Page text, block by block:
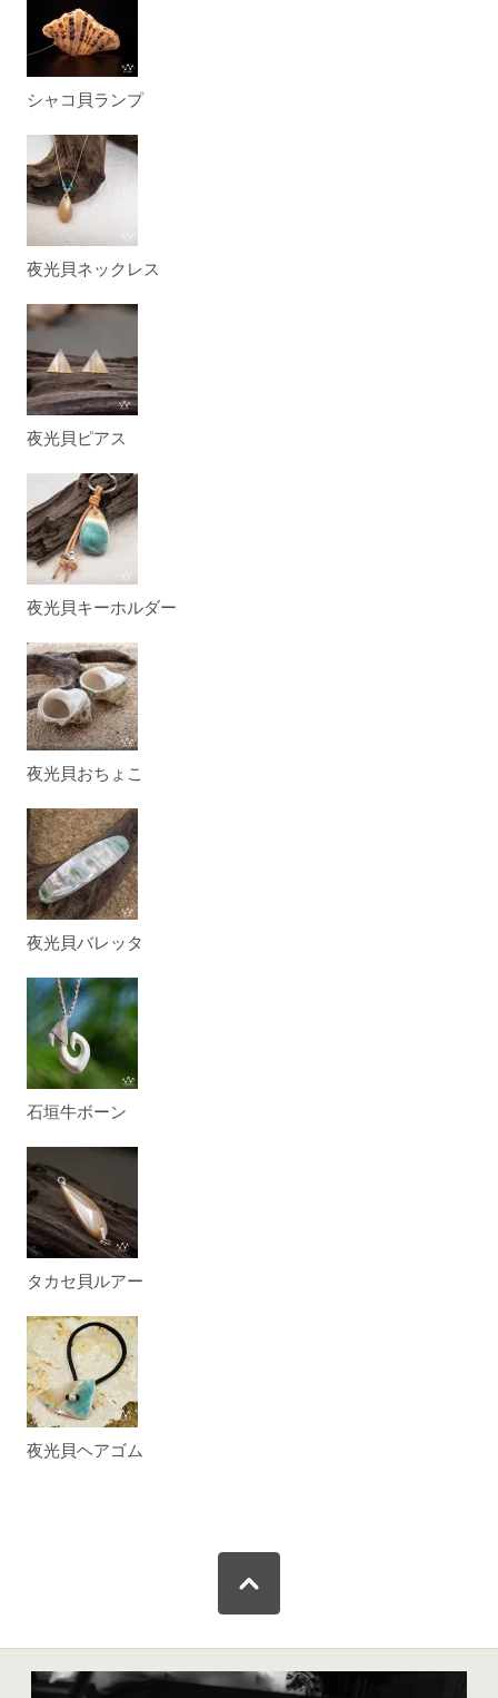
シャコ貝ランプ
夜光貝ネックレス
夜光貝ピアス
夜光貝キーホルダー
夜光貝おちょこ
夜光貝バレッタ
石垣牛ボーン
タカセ貝ルアー
夜光貝ヘアゴム